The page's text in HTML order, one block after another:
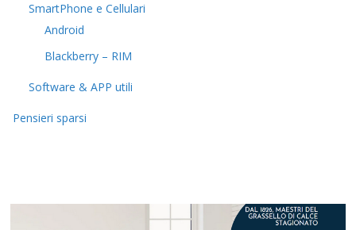
SmartPhone e Cellulari
Android
Blackberry – RIM
Software & APP utili
Pensieri sparsi